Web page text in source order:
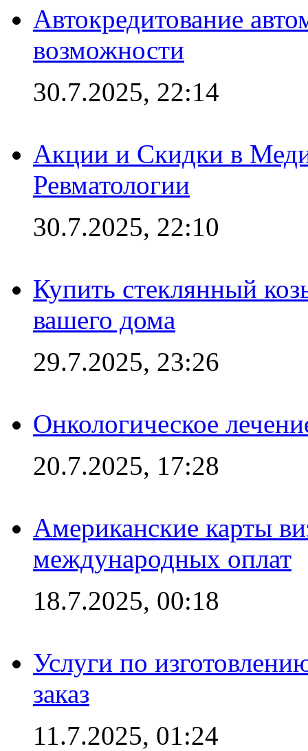
Автокредитование
возможности
30.7.2025, 22:14
Акции и Скидки в
Ревматологии
30.7.2025, 22:10
Купить стеклянный
вашего дома
29.7.2025, 23:26
Онкологическое
20.7.2025, 17:28
Американские карты
международных оплат
18.7.2025, 00:18
Услуги по
заказ
11.7.2025, 01:24